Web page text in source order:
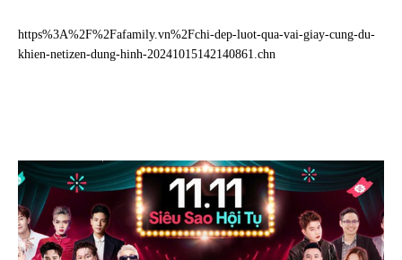
https%3A%2F%2Fafamily.vn%2Fchi-dep-luot-qua-vai-giay-cung-du-
khien-netizen-dung-hinh-20241015142140861.chn